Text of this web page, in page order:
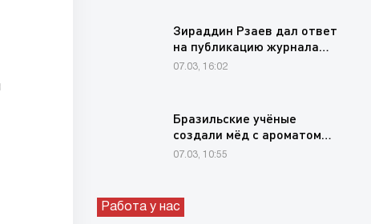
Зираддин Рзаев дал ответ
на публикацию журнала…
07.03, 16:02
Бразильские учёные
создали мёд с ароматом…
07.03, 10:55
Работа у нас